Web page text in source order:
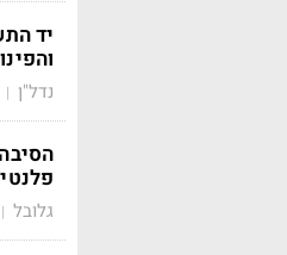
נדל"ן |
גלובל |